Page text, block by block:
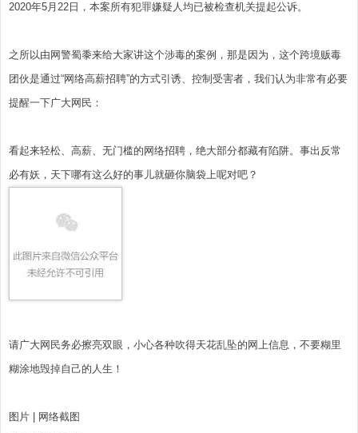
2020年5月22日，本案所有犯罪嫌疑人均已被检查机关提起公诉。
之所以由网警蜀黍来给大家讲这个涉毒的案例，那是因为，这个跨境贩毒
团伙是通过“网络高薪招聘”的方式引诱、控制受害者，我们认为非常有必要
提醒一下广大网民：
看起来轻松、高薪、无门槛的网络招聘，绝大部分都藏有陷阱。事出反常
必有妖，天下哪有这么好的事儿就砸你脑袋上呢对吧？
请广大网民务必擦亮双眼，小心各种吹得天花乱坠的网上信息，不要糊里
糊涂地毁掉自己的人生！
图片 | 网络截图